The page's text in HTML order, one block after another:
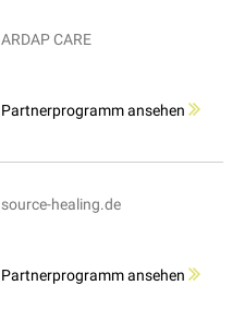
ARDAP CARE
Partnerprogramm ansehen
source-healing.de
Partnerprogramm ansehen